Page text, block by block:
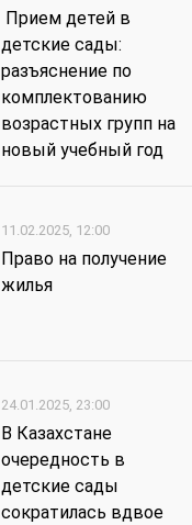
Прием детей в
детские сады:
разъяснение по
комплектованию
возрастных групп на
новый учебный год
11.02.2025, 12:00
Право на получение
жилья
24.01.2025, 23:00
В Казахстане
очередность в
детские сады
сократилась вдвое